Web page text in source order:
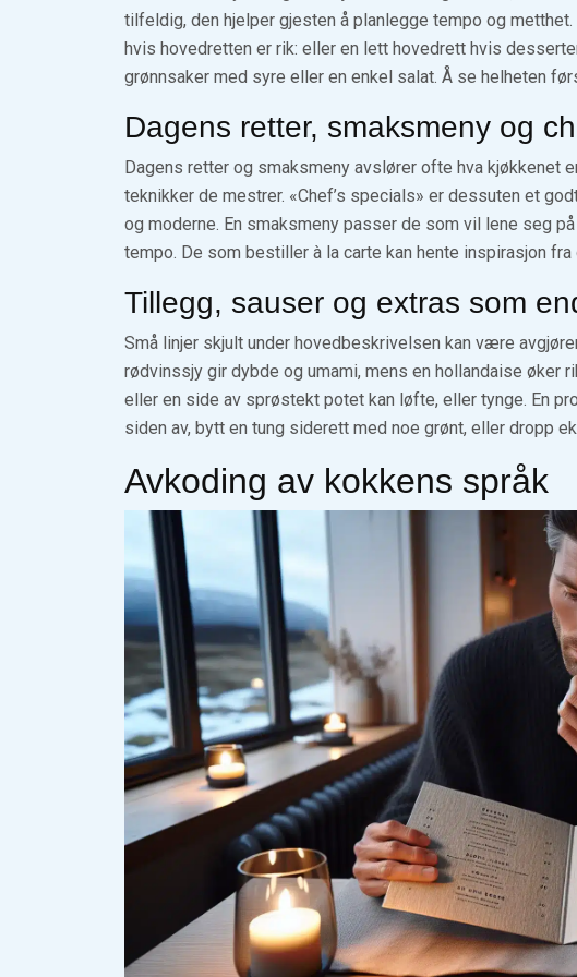
tilfeldig, den hjelper gjesten å planlegge tempo og
hvis hovedretten er rik: eller en lett hovedrett hvis
grønnsaker med syre eller en enkel salat. Å se helheten
Dagens retter, smaksmeny og
Dagens retter og smaksmeny avslører ofte hva kjøkkenet
teknikker de mestrer. «Chef’s specials» er dessuten et
og moderne. En smaksmeny passer de som vil lene seg
tempo. De som bestiller à la carte kan hente inspirasjon
Tillegg, sauser og extras som
Små linjer skjult under hovedbeskrivelsen kan være
rødvinssjy gir dybde og umami, mens en hollandaise øker
eller en side av sprøstekt potet kan løfte, eller tynge. En
siden av, bytt en tung siderett med noe grønt, eller dropp
Avkoding av kokkens språk